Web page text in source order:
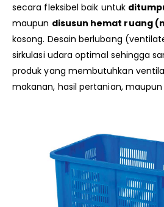
secara fleksibel baik untuk
maupun disusun hemat ruang
kosong. Desain berlubang
sirkulasi udara optimal sehingga
produk yang membutuhkan
makanan, hasil pertanian, maupun